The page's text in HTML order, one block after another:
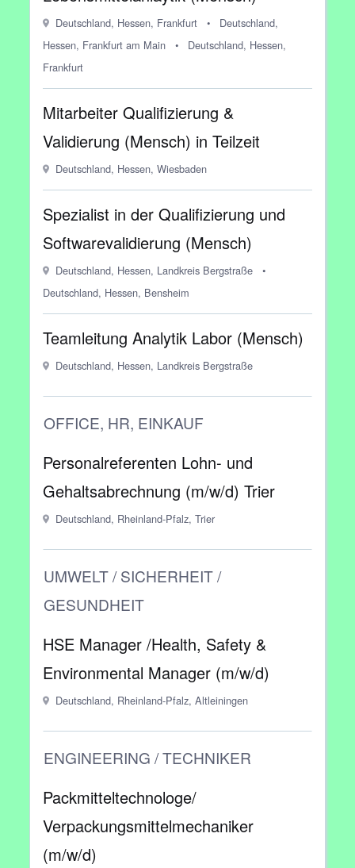
Deutschland, Hessen, Frankfurt •
Deutschland,
Hessen, Frankfurt am Main
•
Deutschland, Hessen,
Frankfurt
Mitarbeiter Qualifizierung &
Validierung (Mensch) in Teilzeit
Deutschland, Hessen, Wiesbaden
Spezialist in der Qualifizierung und
Softwarevalidierung (Mensch)
Deutschland, Hessen, Landkreis Bergstraße
•
Deutschland, Hessen, Bensheim
Teamleitung Analytik Labor (Mensch)
Deutschland, Hessen, Landkreis Bergstraße
OFFICE, HR, EINKAUF
Personalreferenten Lohn- und
Gehaltsabrechnung (m/w/d) Trier
Deutschland, Rheinland-Pfalz, Trier
UMWELT / SICHERHEIT /
GESUNDHEIT
HSE Manager /Health, Safety &
Environmental Manager (m/w/d)
Deutschland, Rheinland-Pfalz, Altleiningen
ENGINEERING / TECHNIKER
Packmitteltechnologe/
Verpackungsmittelmechaniker
(m/w/d)